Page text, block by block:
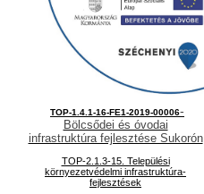
TOP-1.4.1-16-FE1-2019-00006-
Bölcsődei és óvodai
infrastruktúra fejlesztése Sukorón
TOP-2.1.3-15. Települési
környezetvédelmi infrastruktúra-
fejlesztések